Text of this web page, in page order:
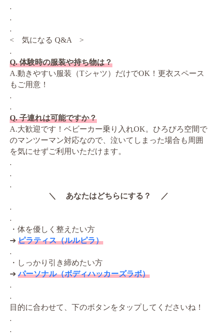
.
.
.
< 気になる Q&A >
.
Q. 体験時の服装や持ち物は？
A.動きやすい服装（Tシャツ）だけでOK！更衣スペース
もご用意！
.
.
Q. 子連れは可能ですか？
A.大歓迎です！ベビーカー乗り入れOK。ひろびろ空間で
のマンツーマン対応なので、泣いてしまった場合も周囲
を気にせずご利用いただけます。
.
.
.
＼ あなたはどちらにする？ ／
.
.
・体を優しく整えたい方
➔ ピラティス（ルルピラ）
.
・しっかり引き締めたい方
➔パーソナル（ボディハッカーズラボ）
.
.
目的に合わせて、下のボタンをタップしてくださいね！
.
.